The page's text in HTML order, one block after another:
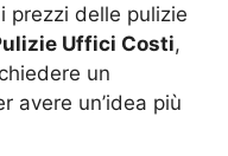
prezzi delle pulizie
Uffici Costi,
un
avere un’idea più